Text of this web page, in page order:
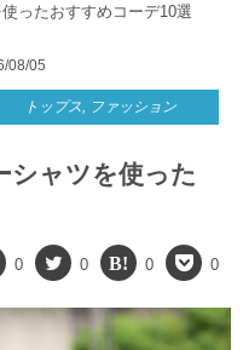
ったおすすめコーデ10選
08/05
トップス, ファッション
シャツを使った
0 0 0 0